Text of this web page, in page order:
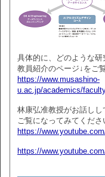
具体的に、どのような研
教員紹介のページ↓をご
https://www.musashino-
u.ac.jp/academics/
林康弘准教授がお話しし
ご覧になってみてくださ
https://
https://